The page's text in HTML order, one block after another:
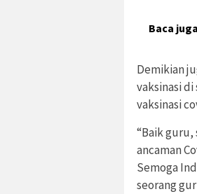
Baca
Demikian
vaksinasi
vaksinasi
“Baik guru,
ancaman
Semoga
seorang